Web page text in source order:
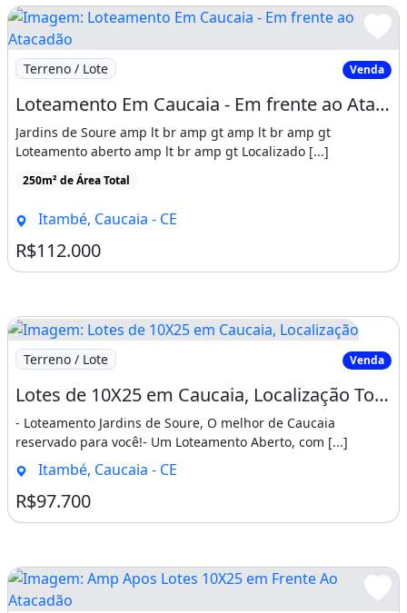
Imagem: Loteamento Em Caucaia - Em frente ao Atacadão
Terreno / Lote Venda
Loteamento Em Caucaia - Em frente ao Atacadão
Jardins de Soure amp lt br amp gt amp lt br amp gt
Loteamento aberto amp lt br amp gt Localizado [...]
250m² de Área Total
Itambé, Caucaia - CE
R$112.000
Imagem: Lotes de 10X25 em Caucaia, Localização
Terreno / Lote Venda
Lotes de 10X25 em Caucaia, Localização Top, Rota das Praias do Litoral Oeste!
- Loteamento Jardins de Soure, O melhor de Caucaia
reservado para você!- Um Loteamento Aberto, com [...]
Itambé, Caucaia - CE
R$97.700